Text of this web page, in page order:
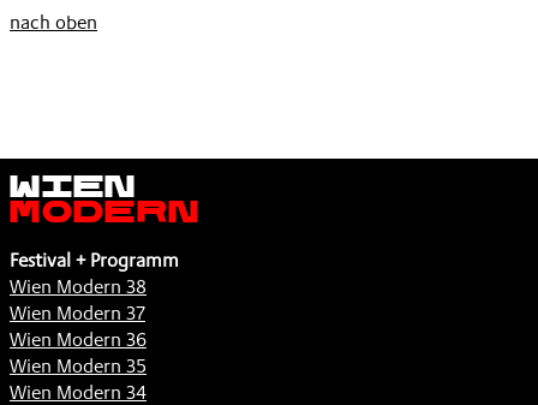
nach oben
Wien
Modern
Festival + Programm
Wien Modern 38
Wien Modern 37
Wien Modern 36
Wien Modern 35
Wien Modern 34